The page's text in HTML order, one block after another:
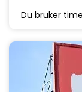
Du bruker